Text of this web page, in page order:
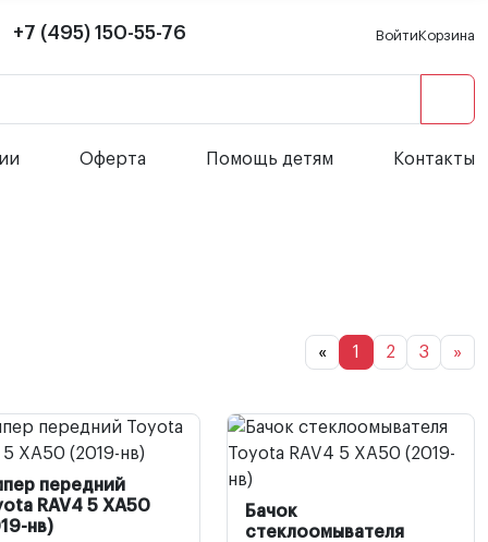
+7 (495) 150-55-76 ВойтиКорзина
Оферта Помощь детям Контакты
« 1 2 3 »
передний
RAV4 5 XA50
нв)
Бачок
стеклоомывателя